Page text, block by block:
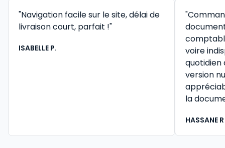
"Navigation facile sur le site, délai de
livraison court, parfait !"
ISABELLE P.
voire
version
la
HASSANE R